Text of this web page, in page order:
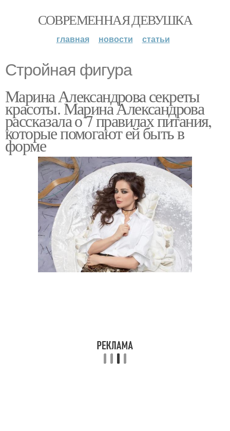
СОВРЕМЕННАЯ ДЕВУШКА
главная новости статьи
Стройная фигура
Марина Александрова секреты
красоты. Марина Александрова
рассказала о 7 правилах питания,
которые помогают ей быть в
форме